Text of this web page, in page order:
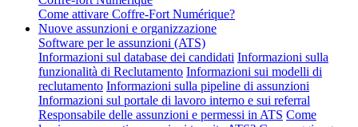
Come attivare Coffre-Fort Numérique?
Nuove assunzioni e organizzazione
Software per le assunzioni (ATS)
Informazioni sul database dei candidati Informazioni sulla
funzionalità di Reclutamento Informazioni sui modelli di
reclutamento Informazioni sulla pipeline di assunzioni
Informazioni sul portale di lavoro interno e sui referral
Responsabile delle assunzioni e permessi in ATS Come